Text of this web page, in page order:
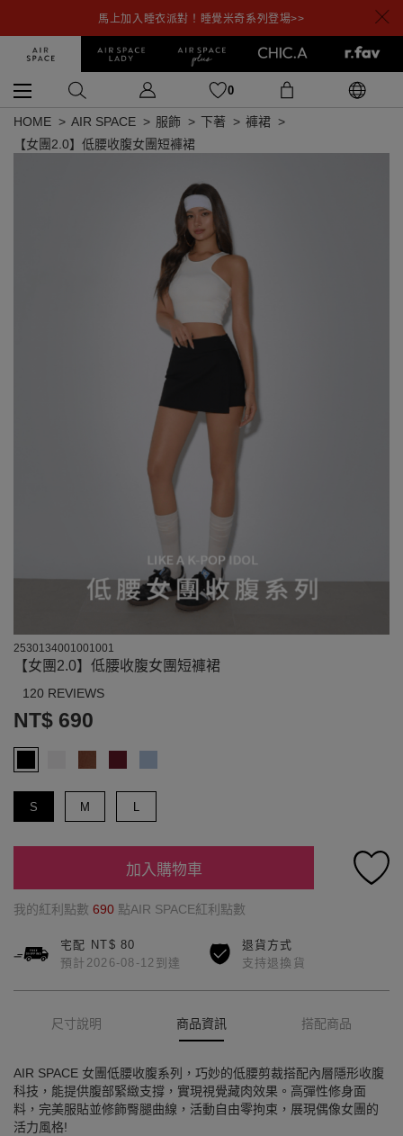
馬上加入睡衣派對！睡覺米奇系列登場>>
0
HOME AIR SPACE 服飾 下著
褲裙
【女團2.0】低腰收腹女團短褲裙
2530134001001001
【女團2.0】低腰收腹女團短褲裙
120 REVIEWS
NT$ 690
S M L
加入購物車
我的紅利點數 690 點AIR SPACE紅利點數
宅配 NT$ 80
預計2026-08-12到達
退貨方式
支持退換貨
尺寸說明 商品資訊 搭配商品
AIR SPACE 女團低腰收腹系列，巧妙的低腰剪裁搭配內層隱形收腹
科技，能提供腹部緊緻支撐，實現視覺藏肉效果。高彈性修身面
料，完美服貼並修飾臀腿曲線，活動自由零拘束，展現偶像女團的
活力風格!